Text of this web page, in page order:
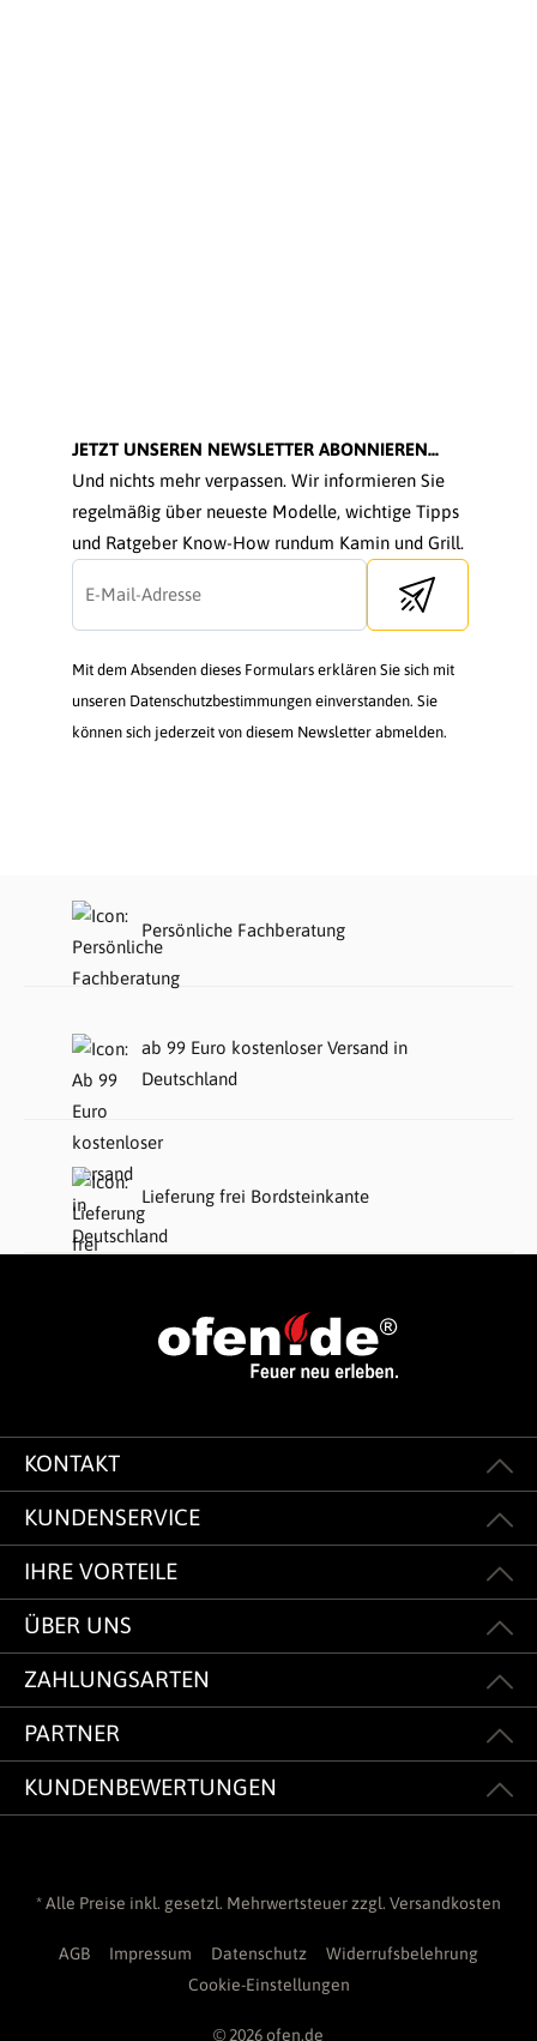
JETZT UNSEREN NEWSLETTER ABONNIEREN...
Und nichts mehr verpassen. Wir informieren Sie
regelmäßig über neueste Modelle, wichtige Tipps
und Ratgeber Know-How rundum Kamin und Grill.
Send newsletter
Mit dem Absenden dieses Formulars erklären Sie sich mit
unseren Datenschutzbestimmungen einverstanden. Sie
können sich jederzeit von diesem Newsletter abmelden.
Persönliche Fachberatung
ab 99 Euro kostenloser Versand in
Deutschland
Lieferung frei Bordsteinkante
KONTAKT
KUNDENSERVICE
IHRE VORTEILE
ÜBER UNS
ZAHLUNGSARTEN
PARTNER
KUNDENBEWERTUNGEN
* Alle Preise inkl. gesetzl. Mehrwertsteuer zzgl. Versandkosten
AGB Impressum Datenschutz
Widerrufsbelehrung
Cookie-Einstellungen
© 2026 ofen.de